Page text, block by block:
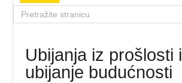
Ubijanja iz prošlosti i
ubijanje budućnosti